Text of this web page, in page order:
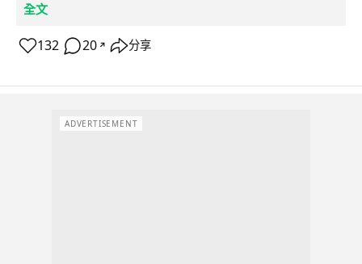
全文
132 20 ↗ 分享
ADVERTISEMENT